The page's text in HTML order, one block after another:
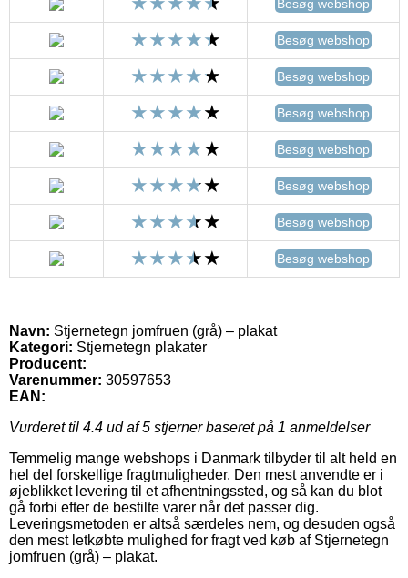
Besøg webshop
Besøg webshop
Besøg webshop
Besøg webshop
Besøg webshop
Besøg webshop
Besøg webshop
Besøg webshop
Navn: Stjernetegn jomfruen (grå) – plakat
Kategori: Stjernetegn plakater
Producent:
Varenummer: 30597653
EAN:
Vurderet til 4.4 ud af 5 stjerner baseret på 1 anmeldelser
Temmelig mange webshops i Danmark tilbyder til alt held en
hel del forskellige fragtmuligheder. Den mest anvendte er i
øjeblikket levering til et afhentningssted, og så kan du blot
gå forbi efter de bestilte varer når det passer dig.
Leveringsmetoden er altså særdeles nem, og desuden også
den mest letkøbte mulighed for fragt ved køb af Stjernetegn
jomfruen (grå) – plakat.